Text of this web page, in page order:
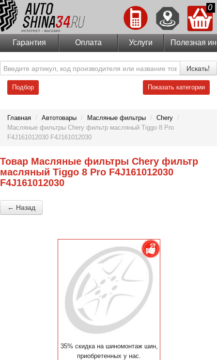
0
Гарантия Оплата Услуги Полезная
Искать!
Подбор Показать категории
Главная / Автотовары / Масляные фильтры / Chery /
Масляные фильтры Chery фильтр масляный Tiggo 8 Pro
F4J161012030 F4J161012030
Товар Масляные фильтры Chery фильтр
масляный Tiggo 8 Pro F4J161012030
F4J161012030
← Назад
35% скидка на шиномонтаж шин,
приобретенных у нас.